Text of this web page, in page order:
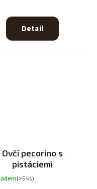
Detail
Ovčí pecorino s
pistáciemi
(>5 ks)